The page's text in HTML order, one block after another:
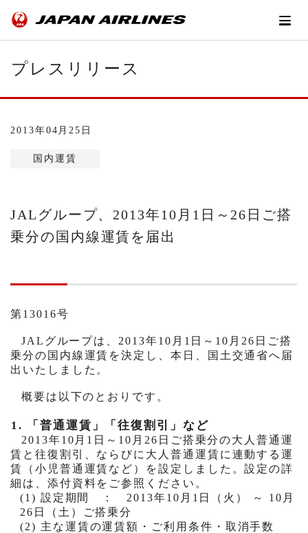
プレスリリース
2013年04月25日
国内運賃
JALグループ、2013年10月1日～26日ご搭
乗分の国内線運賃を届出
第13016号
JAL グループは、 2013年10 月 1 日～ 10 月 26 日ご搭
乗分の国内線運賃を決定し、本日、国土交通省へ届
出いたしました。
概要は以下のとおりです。
1. 「普通運賃」「往復割引」など
2013年10 月 1 日～ 10 月 26 日ご搭乗分の大人普通運
賃と往復割引、ならびに大人普通運賃に連動する運
賃（小児普通運賃など）を設定しました。設定の詳
細は、添付資料をご参照ください。
(1) 設定期間 ： 2013年10 月 1 日（火） ～ 10 月
26 日（土）ご搭乗分
(2) 主な運賃の運賃額・ご利用条件・取消手数